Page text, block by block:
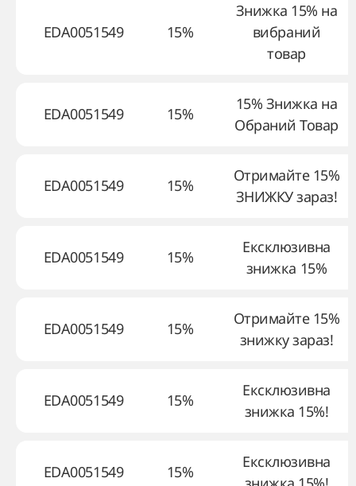
EDA0051549 15%
Знижка 15% на
вибраний
товар
EDA0051549 15%
15% Знижка на
Обраний Товар
EDA0051549 15%
Отримайте 15%
ЗНИЖКУ зараз!
EDA0051549 15%
Ексклюзивна
знижка 15%
EDA0051549 15%
Отримайте 15%
знижку зараз!
EDA0051549 15%
Ексклюзивна
знижка 15%!
EDA0051549 15%
Ексклюзивна